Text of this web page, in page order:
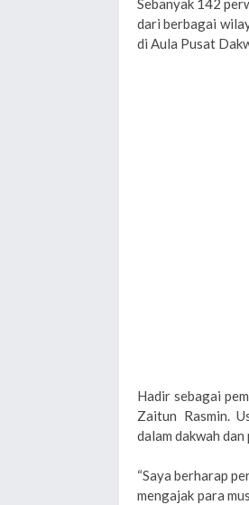
Sebanyak 142
dari berbagai
di Aula Pusat
Hadir sebagai
Zaitun Rasmin.
dalam dakwah
“Saya berharap
mengajak para